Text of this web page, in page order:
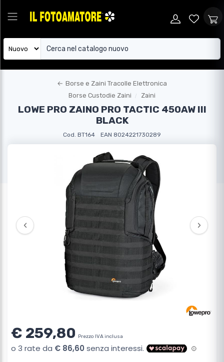
← Borse e Zaini Tracolle Elettronica
Borse Custodie Zaini
Zaini
LOWE PRO ZAINO PRO TACTIC 450AW III
BLACK
Cod. BT164 EAN 8024221730289
‹ ›
€ 259,80 Prezzo IVA inclusa